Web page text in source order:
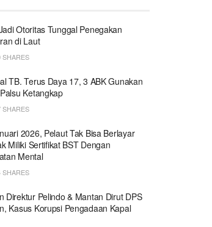
Otoritas Tunggal Penegakan
di Laut
SHARES
TB. Terus Daya 17, 3 ABK Gunakan
Ketangkap
SHARES
2026, Pelaut Tak Bisa Berlayar
Miliki Sertifikat BST Dengan
Mental
SHARES
Direktur Pelindo & Mantan Dirut DPS
Kasus Korupsi Pengadaan Kapal